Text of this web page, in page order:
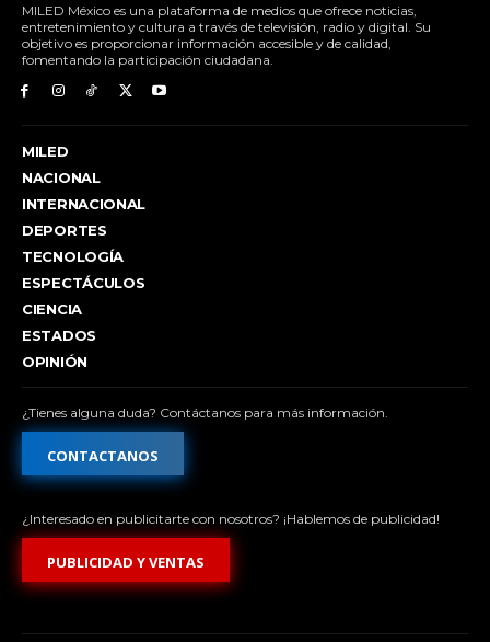
MILED México es una plataforma de medios que ofrece noticias,
entretenimiento y cultura a través de televisión, radio y digital. Su
objetivo es proporcionar información accesible y de calidad,
fomentando la participación ciudadana.
MILED
NACIONAL
INTERNACIONAL
DEPORTES
TECNOLOGÍA
ESPECTÁCULOS
CIENCIA
ESTADOS
OPINIÓN
¿Tienes alguna duda? Contáctanos para más información.
CONTACTANOS
¿Interesado en publicitarte con nosotros? ¡Hablemos de publicidad!
PUBLICIDAD Y VENTAS